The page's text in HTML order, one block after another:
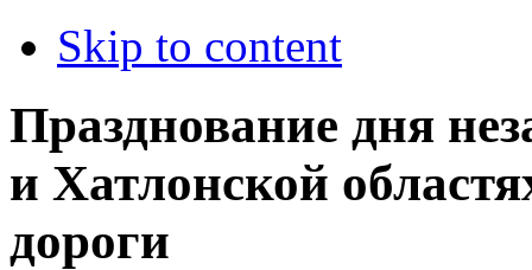
Skip to content
Празднование дня
и Хатлонской
дороги